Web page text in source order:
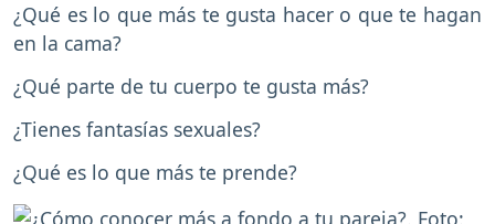
¿Qué es lo que más te gusta hacer o que te hagan
en la cama?
¿Qué parte de tu cuerpo te gusta más?
¿Tienes fantasías sexuales?
¿Qué es lo que más te prende?